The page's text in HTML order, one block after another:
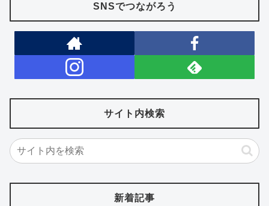
SNSでつながろう
サイト内検索
新着記事